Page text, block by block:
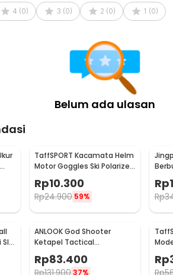
4 (0) 3 (0) 2 (0) 1 (0)
Belum ada ulasan
TaffSPORT Kacamata Helm
Motor Goggles Ski Polarized
UV400 Windproof - X400
Rp10.300
Rp24.900 59%
Rp
Rp
ANLOOK God Shooter
Ketapel Tactical
Aluminium - TLZ-001
Rp83.400
Rp131.90037%
Rp
Rp